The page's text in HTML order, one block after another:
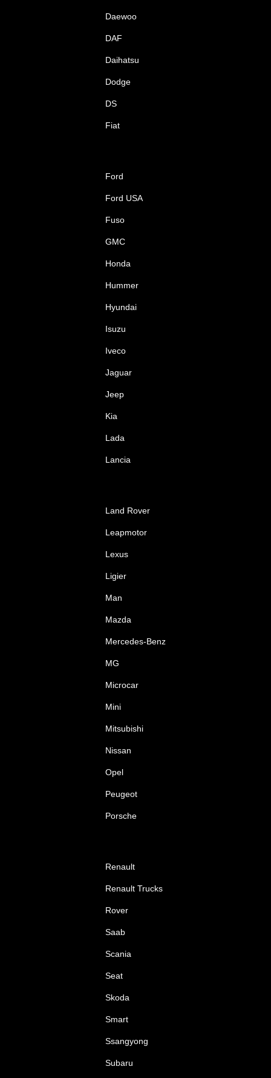
Daewoo
DAF
Daihatsu
Dodge
DS
Fiat
Ford
Ford USA
Fuso
GMC
Honda
Hummer
Hyundai
Isuzu
Iveco
Jaguar
Jeep
Kia
Lada
Lancia
Land Rover
Leapmotor
Lexus
Ligier
Man
Mazda
Mercedes-Benz
MG
Microcar
Mini
Mitsubishi
Nissan
Opel
Peugeot
Porsche
Renault
Renault Trucks
Rover
Saab
Scania
Seat
Skoda
Smart
Ssangyong
Subaru